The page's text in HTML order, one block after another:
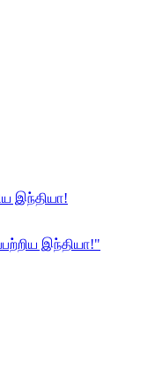
இந்தியா!
இந்தியா!"